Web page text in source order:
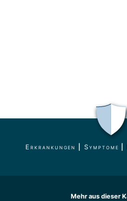
Erkrankungen Symptome
Mehr aus dieser